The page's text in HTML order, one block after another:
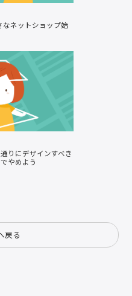
なネットショップ始
りにデザインすべき
やめよう
戻る